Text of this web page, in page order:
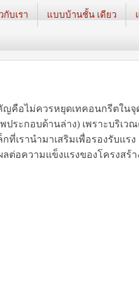
กับเรา แบบบ้านชั้น เดียว
ญคือไม่ควรหยุดเทคอนกรีตในจุ
ประกอบด้านล่าง) เพราะบริเว
ที่เรานำมาเสริมเพื่อรองรับแรง
ลต่อความแข็งแรงของโครงสร้า